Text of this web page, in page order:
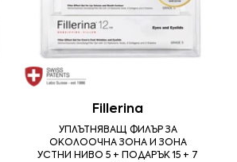
Fillerina
УПЛЪТНЯВАЩ ФИЛЪР ЗА
ОКОЛООЧНА ЗОНА И ЗОНА
УСТНИ НИВО 5 + ПОДАРЪК 15 + 7